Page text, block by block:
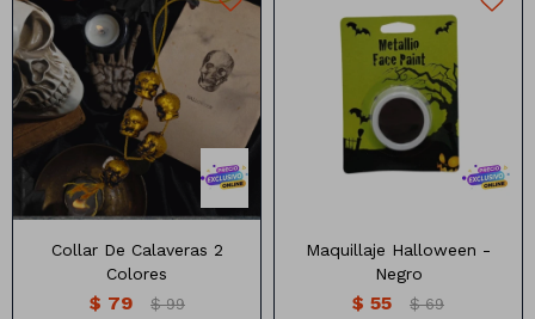
Collar De Calaveras 2
Colores
$ 79 $ 99
Maquillaje en crema. Ideal
para maquillajes artísticos.
Maquillaje Halloween -
Negro
$ 55 $ 69